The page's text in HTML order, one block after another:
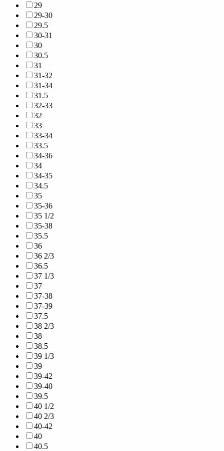
29
29-30
29.5
30-31
30
30.5
31
31-32
31-34
31.5
32-33
32
33
33-34
33.5
34-36
34
34-35
34.5
35
35-36
35 1/2
35-38
35.5
36
36 2/3
36.5
37 1/3
37
37-38
37-39
37.5
38 2/3
38
38.5
39 1/3
39
39-42
39-40
39.5
40 1/2
40 2/3
40-42
40
40.5